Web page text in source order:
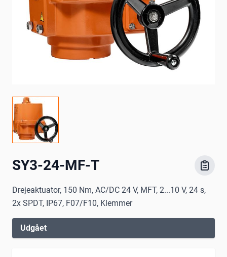
SY3-24-MF-T
Drejeaktuator, 150 Nm, AC/DC 24 V, MFT, 2...10 V, 24 s,
2x SPDT, IP67, F07/F10, Klemmer
Udgået